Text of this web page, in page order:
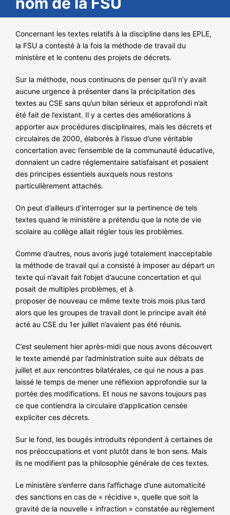
NOS ACTIONS
Concernant les textes relatifs à la discipline dans les EPLE,
la FSU a contesté à la fois la méthode de travail du
ministère et le contenu des projets de décrets.
Sur la méthode, nous continuons de penser qu’il n’y avait
aucune urgence à présenter dans la précipitation des
textes au CSE sans qu’un bilan sérieux et approfondi n’ait
été fait de l’existant. Il y a certes des améliorations à
apporter aux procédures disciplinaires, mais les décrets et
circulaires de 2000, élaborés à l’issue d’une véritable
concertation avec l’ensemble de la communauté éducative,
donnaient un cadre réglementaire satisfaisant et posaient
des principes essentiels auxquels nous restons
particulièrement attachés.
On peut d’ailleurs d’interroger sur la pertinence de tels
textes quand le ministère a prétendu que la note de vie
scolaire au collège allait régler tous les problèmes.
Comme d’autres, nous avons jugé totalement inacceptable
la méthode de travail qui a consisté à imposer au départ un
texte qui n’avait fait l’objet d’aucune concertation et qui
posait de multiples problèmes, et à
proposer de nouveau ce même texte trois mois plus tard
alors que les groupes de travail dont le principe avait été
acté au CSE du 1er juillet n’avaient pas été réunis.
C’est seulement hier après-midi que nous avons découvert
le texte amendé par l’administration suite aux débats de
juillet et aux rencontres bilatérales, ce qui ne nous a pas
laissé le temps de mener une réflexion approfondie sur la
portée des modifications. Et nous ne savons toujours pas
ce que contiendra la circulaire d’application censée
expliciter ces décrets.
Sur le fond, les bougés introduits répondent à certaines de
nos préoccupations et vont plutôt dans le bon sens. Mais
ils ne modifient pas la philosophie générale de ces textes.
Le ministère s’enferre dans l’affichage d’une automaticité
des sanctions en cas de « récidive », quelle que soit la
gravité de la nouvelle « infraction » constatée au règlement